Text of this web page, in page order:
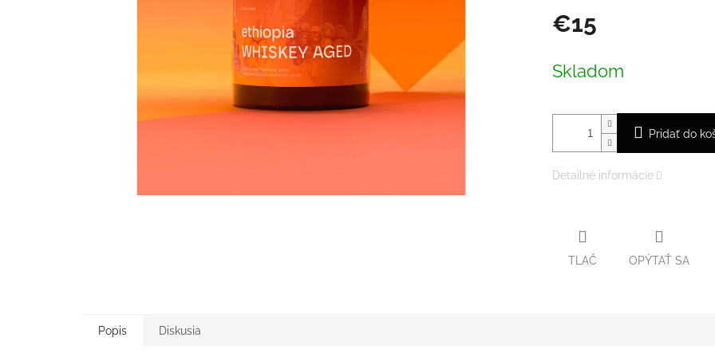
€15
cena:
Skladom
Pridať do
Detailné informácie
TLAČ OPÝTAŤ SA
Popis Diskusia